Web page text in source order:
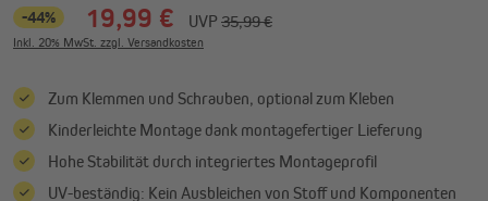
-44% 19,99 € UVP 35,99 €
Inkl. 20% MwSt. zzgl. Versandkosten
Zum Klemmen und Schrauben, optional zum Kleben
Kinderleichte Montage dank montagefertiger Lieferung
Hohe Stabilität durch integriertes Montageprofil
UV-beständig: Kein Ausbleichen von Stoff und Komponenten